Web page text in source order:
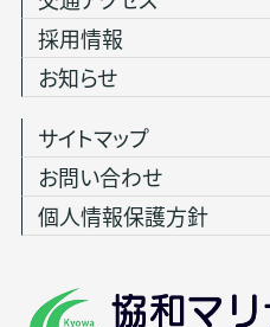
採用情報
お知らせ
サイトマップ
お問い合わせ
個人情報保護方針